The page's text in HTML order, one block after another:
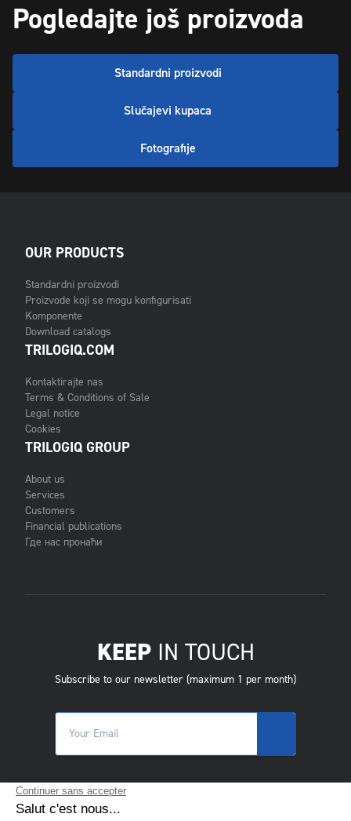
Pogledajte još proizvoda
Standardni proizvodi
Slučajevi kupaca
Fotografije
OUR PRODUCTS
Standardni proizvodi
Proizvode koji se mogu konfigurisati
Komponente
Download catalogs
TRILOGIQ.COM
Kontaktirajte nas
Terms & Conditions of Sale
Legal notice
Cookies
TRILOGIQ GROUP
About us
Services
Customers
Financial publications
Где нас пронаћи
KEEPIN TOUCH
Subscribe to our newsletter (maximum 1 per month)